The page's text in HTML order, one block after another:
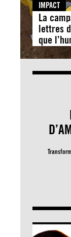
IMPACT
La
lettres
que